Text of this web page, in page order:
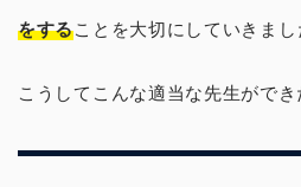
をすることを大切にしていきまし
こうしてこんな適当な先生ができ